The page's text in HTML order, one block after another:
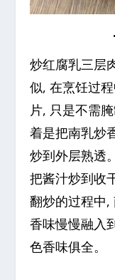
炒红腐乳三层
似, 在烹饪过
片, 只是不需
着是把南乳炒
炒到外层熟透
把酱汁炒到收
翻炒的过程中,
香味慢慢融入
色香味俱全。